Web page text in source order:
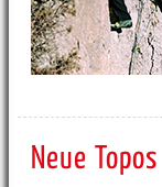
Neue Topos